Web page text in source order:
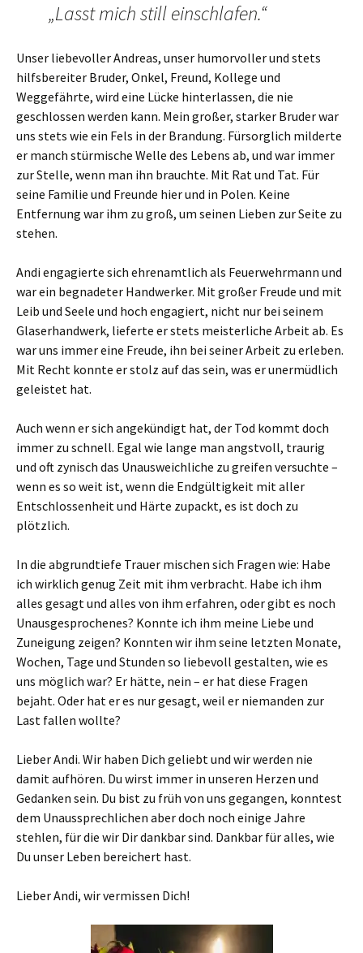
„Lasst mich still einschlafen.“
Unser liebevoller Andreas, unser humorvoller und stets
hilfsbereiter Bruder, Onkel, Freund, Kollege und
Weggefährte, wird eine Lücke hinterlassen, die nie
geschlossen werden kann. Mein großer, starker Bruder war
uns stets wie ein Fels in der Brandung. Fürsorglich milderte
er manch stürmische Welle des Lebens ab, und war immer
zur Stelle, wenn man ihn brauchte. Mit Rat und Tat. Für
seine Familie und Freunde hier und in Polen. Keine
Entfernung war ihm zu groß, um seinen Lieben zur Seite zu
stehen.
Andi engagierte sich ehrenamtlich als Feuerwehrmann und
war ein begnadeter Handwerker. Mit großer Freude und mit
Leib und Seele und hoch engagiert, nicht nur bei seinem
Glaserhandwerk, lieferte er stets meisterliche Arbeit ab. Es
war uns immer eine Freude, ihn bei seiner Arbeit zu erleben.
Mit Recht konnte er stolz auf das sein, was er unermüdlich
geleistet hat.
Auch wenn er sich angekündigt hat, der Tod kommt doch
immer zu schnell. Egal wie lange man angstvoll, traurig
und oft zynisch das Unausweichliche zu greifen versuchte –
wenn es so weit ist, wenn die Endgültigkeit mit aller
Entschlossenheit und Härte zupackt, es ist doch zu
plötzlich.
In die abgrundtiefe Trauer mischen sich Fragen wie: Habe
ich wirklich genug Zeit mit ihm verbracht. Habe ich ihm
alles gesagt und alles von ihm erfahren, oder gibt es noch
Unausgesprochenes? Konnte ich ihm meine Liebe und
Zuneigung zeigen? Konnten wir ihm seine letzten Monate,
Wochen, Tage und Stunden so liebevoll gestalten, wie es
uns möglich war? Er hätte, nein – er hat diese Fragen
bejaht. Oder hat er es nur gesagt, weil er niemanden zur
Last fallen wollte?
Lieber Andi. Wir haben Dich geliebt und wir werden nie
damit aufhören. Du wirst immer in unseren Herzen und
Gedanken sein. Du bist zu früh von uns gegangen, konntest
dem Unaussprechlichen aber doch noch einige Jahre
stehlen, für die wir Dir dankbar sind. Dankbar für alles, wie
Du unser Leben bereichert hast.
Lieber Andi, wir vermissen Dich!